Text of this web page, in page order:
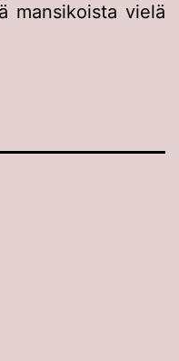
mansikoista vielä